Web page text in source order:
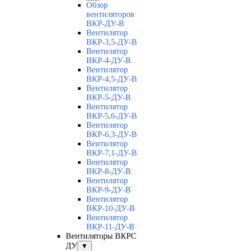
Обзор
вентиляторов
ВКР-ДУ-В
Вентилятор
ВКР-3,5-ДУ-В
Вентилятор
ВКР-4-ДУ-В
Вентилятор
ВКР-4,5-ДУ-В
Вентилятор
ВКР-5-ДУ-В
Вентилятор
ВКР-5,6-ДУ-В
Вентилятор
ВКР-6,3-ДУ-В
Вентилятор
ВКР-7,1-ДУ-В
Вентилятор
ВКР-8-ДУ-В
Вентилятор
ВКР-9-ДУ-В
Вентилятор
ВКР-10-ДУ-В
Вентилятор
ВКР-11-ДУ-В
Вентиляторы ВКРС
ДУ
▼